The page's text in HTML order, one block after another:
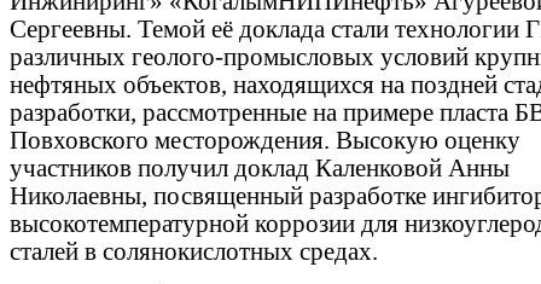
Сергеевны. Темой её доклада стали технологии
различных геолого-промысловых условий
нефтяных объектов, находящихся на поздней
разработки, рассмотренные на примере пласта
Повховского месторождения. Высокую оценку
участников получил доклад Каленковой Анны
Николаевны, посвященный разработке
высокотемпературной коррозии для
сталей в солянокислотных средах.